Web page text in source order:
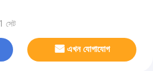
সেট
এখন যোগাযোগ